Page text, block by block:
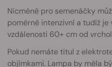
Nicméně pro semenáčky
poměrně intenzivní a tudíž
vzdálenosti 60+ cm od
Pokud nemáte titul z
objímkami. Lampa by měla